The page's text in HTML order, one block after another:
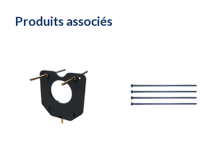
Produits associés